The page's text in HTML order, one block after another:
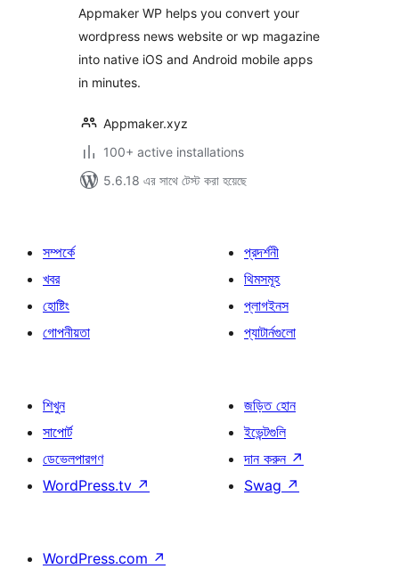
Appmaker WP helps you convert your
wordpress news website or wp magazine
into native iOS and Android mobile apps
in minutes.
Appmaker.xyz
100+ active installations
5.6.18 এর সাথে টেস্ট করা হয়েছে
সম্পর্কে
খবর
হোষ্টিং
গোপনীয়তা
প্রদর্শনী
থিমসমূহ
প্লাগইনস
প্যাটার্নগুলো
শিখুন
সাপোর্ট
ডেভেলপারগণ
WordPress.tv ↗
জড়িত হোন
ইভেন্টগুলি
দান করুন ↗
Swag ↗
WordPress.com ↗